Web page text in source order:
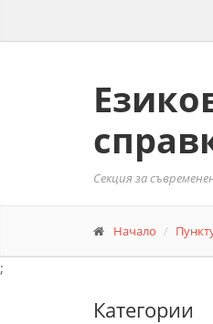
Секция за
Начало
;
Категории